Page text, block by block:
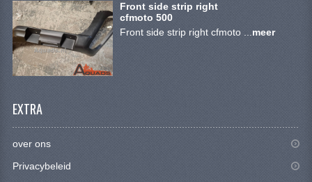
ACCESSOIRES
BODY KAPPEN EN FRAME
GEREEDSCHAP
Front side strip right
cfmoto 500
Front side strip right cfmoto ... meer
EXTRA
over ons
Privacybeleid